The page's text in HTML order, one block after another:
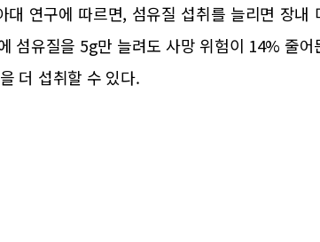
대 연구에 따르면, 섬유질 섭취를 늘리면 장내
섬유질을 5g만 늘려도 사망 위험이 14% 줄
더 섭취할 수 있다.